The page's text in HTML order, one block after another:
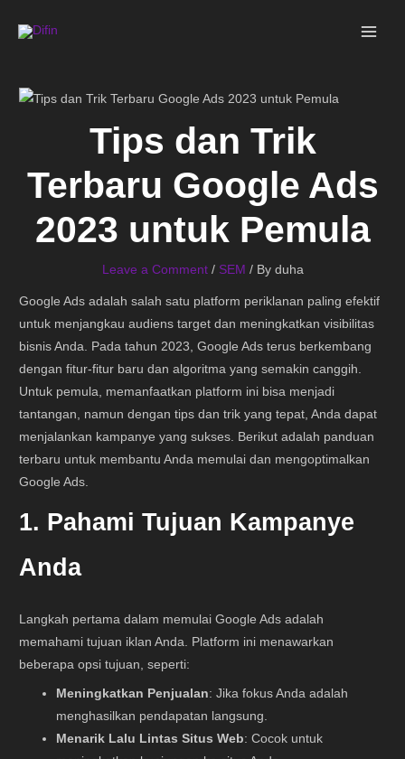
Tips dan Trik
Terbaru Google Ads
2023 untuk Pemula
Leave a Comment / SEM / By duha
Google Ads adalah salah satu platform periklanan paling efektif
untuk menjangkau audiens target dan meningkatkan visibilitas
bisnis Anda. Pada tahun 2023, Google Ads terus berkembang
dengan fitur-fitur baru dan algoritma yang semakin canggih.
Untuk pemula, memanfaatkan platform ini bisa menjadi
tantangan, namun dengan tips dan trik yang tepat, Anda dapat
menjalankan kampanye yang sukses. Berikut adalah panduan
terbaru untuk membantu Anda memulai dan mengoptimalkan
Google Ads.
1. Pahami Tujuan Kampanye
Anda
Langkah pertama dalam memulai Google Ads adalah
memahami tujuan iklan Anda. Platform ini menawarkan
beberapa opsi tujuan, seperti:
Meningkatkan Penjualan: Jika fokus Anda adalah
menghasilkan pendapatan langsung.
Menarik Lalu Lintas Situs Web: Cocok untuk